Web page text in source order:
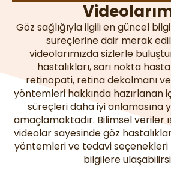
Göz sağlığıyla ilgili en güncel
süreçlerine dair merak
videolarımızda sizlerle
hastalıkları, sarı nokta
retinopati, retina dekolmanı
yöntemleri hakkında hazırlanan
süreçleri daha iyi anlamasına
amaçlamaktadır. Bilimsel veriler
videolar sayesinde göz
yöntemleri ve tedavi seçenekleri
bilgilere